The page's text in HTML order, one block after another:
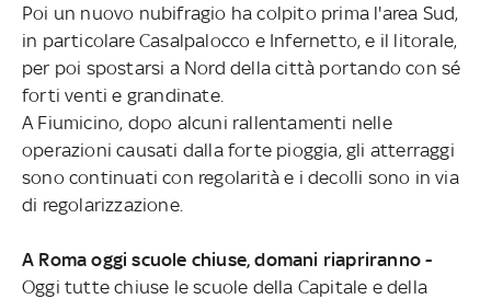
Poi un nuovo nubifragio ha colpito prima l'area Sud,
in particolare Casalpalocco e Infernetto, e il litorale,
per poi spostarsi a Nord della città portando con sé
forti venti e grandinate.
A Fiumicino, dopo alcuni rallentamenti nelle
operazioni causati dalla forte pioggia, gli atterraggi
sono continuati con regolarità e i decolli sono in via
di regolarizzazione.
A Roma oggi scuole chiuse, domani riapriranno -
Oggi tutte chiuse le scuole della Capitale e della